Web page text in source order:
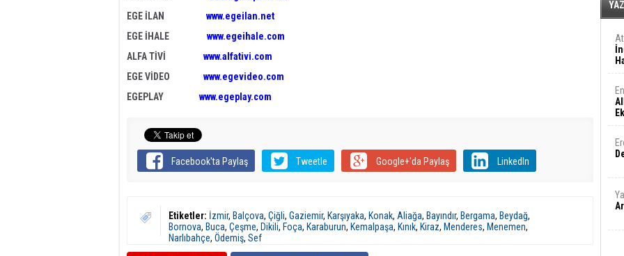
EGE İLAN www.egeilan.net
EGE İHALE www.egeihale.com
ALFA TİVİ www.alfativi.com
EGE VİDEO www.egevideo.com
EGEPLAY www.egeplay.com
Facebook'ta Paylaş Tweetle Google+'da Paylaş LinkedIn
Etiketler: İzmir, Balçova, Çiğli, Gaziemir, Karşıyaka, Konak, Aliağa, Bayındır, Bergama, Beydağ,
Bornova, Buca, Çeşme, Dikili, Foça, Karaburun, Kemalpaşa, Kınık, Kiraz, Menderes, Menemen,
Narlıbahçe, Ödemiş, Sef